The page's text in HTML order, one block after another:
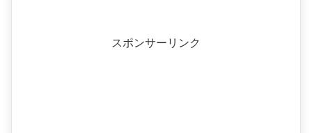
スポンサーリンク